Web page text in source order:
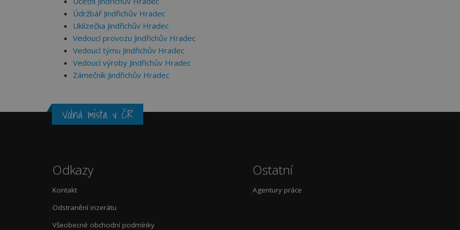
Údržbář Jindřichův Hradec
Uklízečka Jindřichův Hradec
Vedoucí provozu Jindřichův Hradec
Vedoucí týmu Jindřichův Hradec
Vedoucí výroby Jindřichův Hradec
Zámečník Jindřichův Hradec
Volná místa v ČR
Odkazy
Kontakt
Odstranění inzerátu
Všeobecné obchodní podmínky
Ostatní
Agentury práce